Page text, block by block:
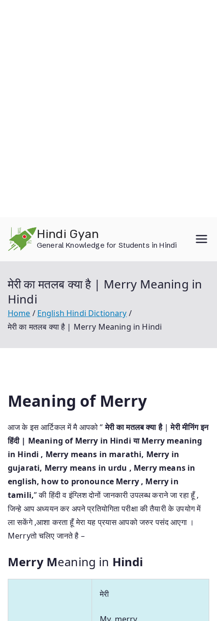
content
Hindi Gyan
General Knowledge for Students in Hindi
मेरी का मतलब क्या है | Merry Meaning in
Hindi
Home
English Hindi Dictionary
मेरी का मतलब क्या है | Merry Meaning in Hindi
Meaning of Merry
आज के इस आर्टिकल में मै आपको “मेरी का मतलब क्या है|मेरी मीनिंग इन
हिंदी | Meaning of Merry in Hindi या Merry meaning
in Hindi , Merry means in marathi, Merry in
gujarati, Merry means in urdu , Merry means in
english, how to pronounce Merry , Merry in
tamili,” की हिंदी व इंग्लिश दोनों जानकारी उपलब्ध कराने जा रहा हूँ ,
जिन्हे आप अध्ययन कर अपने प्रतियोगिता परीक्षा की तैयारी के उपयोग में
ला सकेंगे ,आशा करता हूँ मेरा यह प्रयास आपको जरुर पसंद आएगा ।
Merryतो चलिए जानते है –
Merry Meaning in Hindi
मेरी